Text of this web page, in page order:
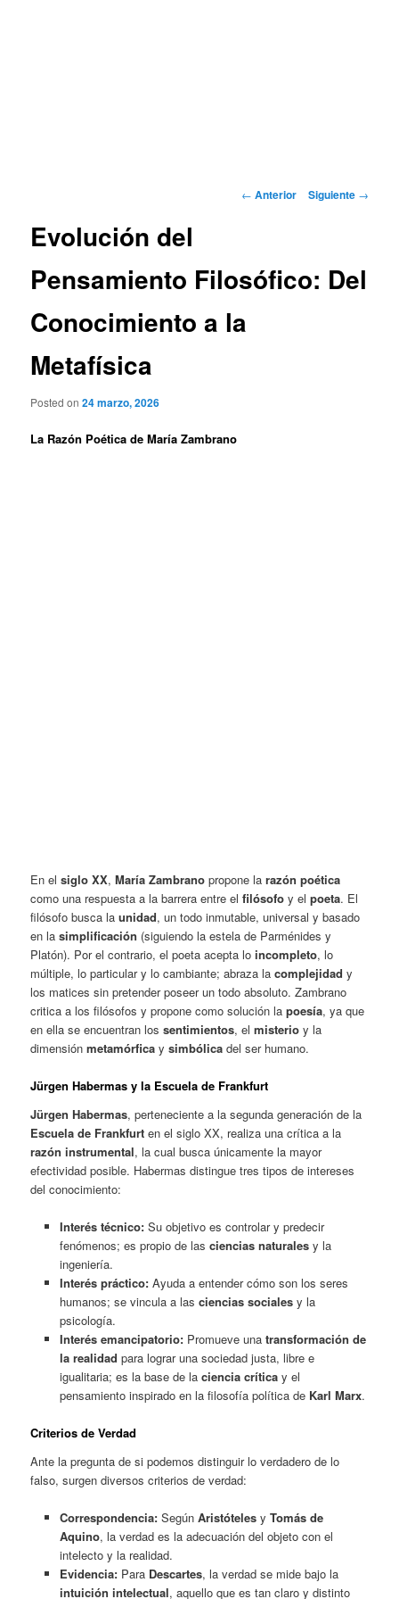
Navegación
← Anterior Siguiente →
Evolución del
Pensamiento Filosófico: Del
Conocimiento a la
Metafísica
Posted on24 marzo, 2026
La Razón Poética de María Zambrano
En elsiglo XX,María Zambrano propone larazón poética
como una respuesta a la barrera entre elfilósofo y elpoeta. El
filósofo busca launidad, un todo inmutable, universal y basado
en lasimplificación (siguiendo la estela de Parménides y
Platón). Por el contrario, el poeta acepta loincompleto, lo
múltiple, lo particular y lo cambiante; abraza lacomplejidad y
los matices sin pretender poseer un todo absoluto. Zambrano
critica a los filósofos ypropone como solución lapoesía, ya que
en ella se encuentran lossentimientos, elmisterio y la
dimensiónmetamórfica ysimbólica del ser humano.
Jürgen Habermas y la Escuela de Frankfurt
Jürgen Habermas, perteneciente a la segunda generación de la
Escuela de Frankfurt en el siglo XX, realiza una crítica a la
razón instrumental, la cual busca únicamente la mayor
efectividad posible. Habermas distingue tres tipos de intereses
del conocimiento:
Interés técnico:Su objetivo es controlar y predecir
fenómenos; es propio de las ciencias naturalesy la
ingeniería.
Interés práctico:Ayuda a entender cómo son los seres
humanos; se vincula a las ciencias socialesy la
psicología.
Interés emancipatorio:Promueve una transformación de
la realidad para lograr una sociedad justa, libre e
igualitaria; es la base de la ciencia críticay el
pensamiento inspirado en la filosofía política de Karl Marx.
Criterios de Verdad
Ante la pregunta de si podemos distinguir lo verdadero de lo
falso, surgen diversos criterios de verdad:
Correspondencia:Según Aristótelesy Tomás de
Aquino, la verdad es la adecuación del objeto con el
intelecto y la realidad.
Evidencia:Para Descartes, la verdad se mide bajo la
intuición intelectual, aquello que es tan claro y distinto